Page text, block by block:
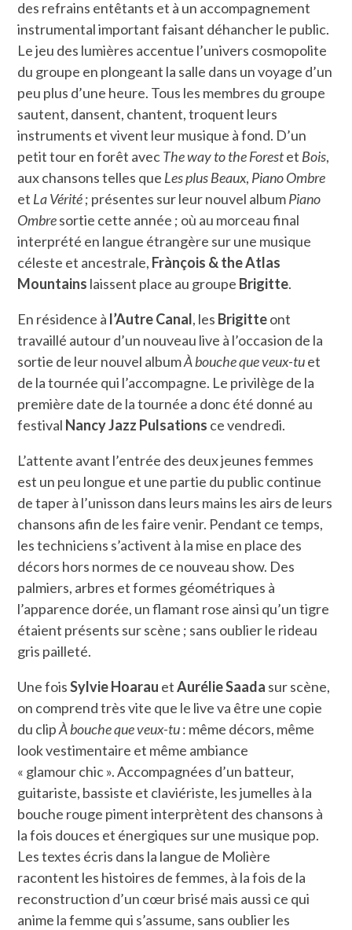
des refrains entêtants et à un accompagnement
instrumental important faisant déhancher le public.
Le jeu des lumières accentue l’univers cosmopolite
du groupe en plongeant la salle dans un voyage d’un
peu plus d’une heure. Tous les membres du groupe
sautent, dansent, chantent, troquent leurs
instruments et vivent leur musique à fond. D’un
petit tour en forêt avecThe way to the Forestet Bois,
aux chansons telles que Les plus Beaux, Piano Ombre
et La Vérité; présentes sur leur nouvel albumPiano
Ombresortie cette année ; où au morceau final
interprété en langue étrangère sur une musique
céleste et ancestrale, Frànçois & the Atlas
Mountains laissent place au groupe Brigitte.
En résidence à l’Autre Canal, les Brigitteont
travaillé autour d’un nouveau live à l’occasion de la
sortie de leur nouvel albumÀ bouche que veux-tuet
de la tournée qui l’accompagne. Le privilège de la
première date de la tournée a donc été donné au
festival Nancy Jazz Pulsations ce vendredi.
L’attente avant l’entrée des deux jeunes femmes
est un peu longue et une partie du public continue
de taper à l’unisson dans leurs mains les airs de leurs
chansons afin de les faire venir. Pendant ce temps,
les techniciens s’activent à la mise en place des
décors hors normes de ce nouveau show. Des
palmiers, arbres et formes géométriques à
l’apparence dorée, un flamant rose ainsi qu’un tigre
étaient présents sur scène ; sans oublier le rideau
gris pailleté.
Une foisSylvie Hoarau etAurélie Saada sur scène,
on comprend très vite que le live va être une copie
du clipÀ bouche que veux-tu: même décors, même
look vestimentaire et même ambiance
« glamour chic ». Accompagnées d’un batteur,
guitariste, bassiste et claviériste, les jumelles à la
bouche rouge piment interprètent des chansons à
la fois douces et énergiques sur une musique pop.
Les textes écris dans la langue de Molière
racontent les histoires de femmes, à la fois de la
reconstruction d’un cœur brisé mais aussi ce qui
anime la femme qui s’assume, sans oublier les